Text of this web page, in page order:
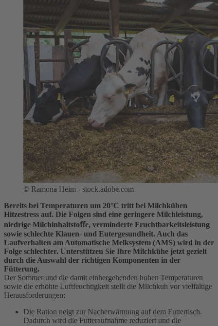
© Ramona Heim - stock.adobe.com
Bereits bei Temperaturen um 20°C tritt bei Milchkühen
Hitzestress auf. Die Folgen sind eine geringere Milchleistung,
niedrige Milchinhaltstoﬀe, verminderte Fruchtbarkeitsleistung
sowie schlechte Klauen- und Eutergesundheit. Auch das
Laufverhalten am Automatische Melksystem (AMS) wird in der
Folge schlechter. Unterstützen Sie Ihre Milchkühe jetzt gezielt
durch die Auswahl der richtigen Komponenten in der
Fütterung.
Der Sommer und die damit einhergehenden hohen Temperaturen
sowie die erhöhte Luftfeuchtigkeit stellt die Milchkuh vor vielfältige
Herausforderungen:
Die Ration neigt zur Nacherwärmung auf dem Futtertisch.
Dadurch wird die Futteraufnahme reduziert und die